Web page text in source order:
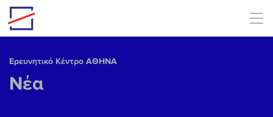
Skip to main content
Ερευνητικό Κέντρο ΑΘΗΝΑ
Νέα